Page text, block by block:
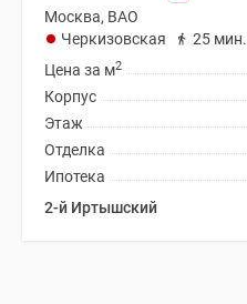
Москва, ВАО
Черкизовская
25 мин.
Цена за м2
Корпус
Этаж
Отделка
Ипотека
2-й Иртышский